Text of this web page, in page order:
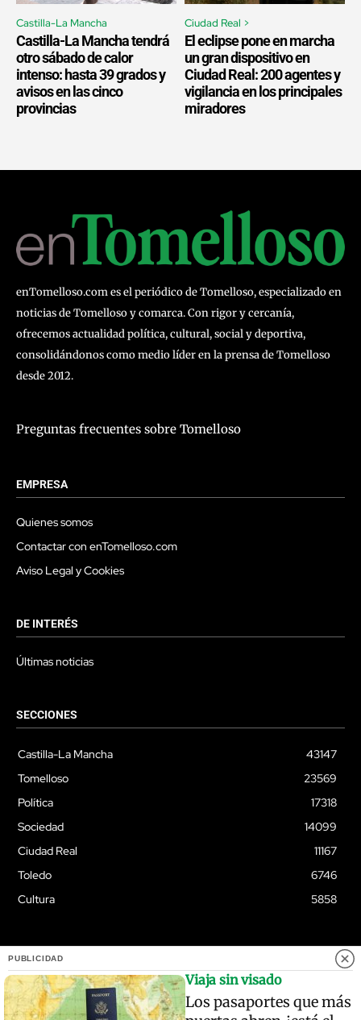
Castilla-La Mancha
Castilla-La Mancha tendrá
otro sábado de calor
intenso: hasta 39 grados y
avisos en las cinco
provincias
Ciudad Real >
El eclipse pone en marcha
un gran dispositivo en
Ciudad Real: 200 agentes y
vigilancia en los principales
miradores
enTomelloso.com es el periódico de Tomelloso, especializado en
noticias de Tomelloso y comarca. Con rigor y cercanía,
ofrecemos actualidad política, cultural, social y deportiva,
consolidándonos como medio líder en la prensa de Tomelloso
desde 2012.
Preguntas frecuentes sobre Tomelloso
EMPRESA
Quienes somos
Contactar con enTomelloso.com
Aviso Legal y Cookies
DE INTERÉS
Últimas noticias
SECCIONES
Castilla-La Mancha
43147
Tomelloso
23569
Política
17318
Sociedad
14099
Ciudad Real
11167
Toledo
6746
Cultura
5858
© Quixoteus
PUBLICIDAD
Viaja sin visado
Los pasaportes que más